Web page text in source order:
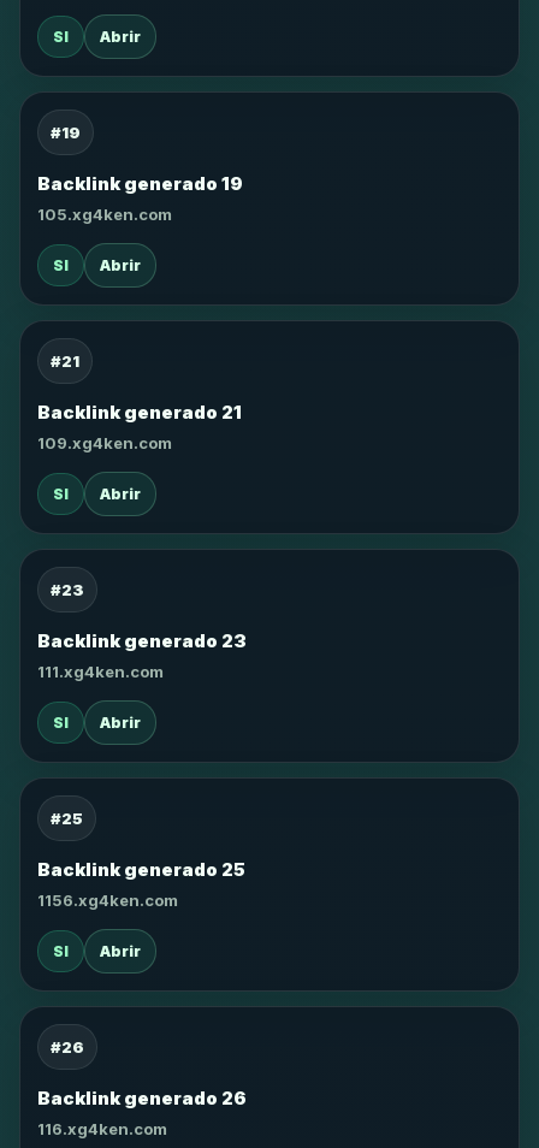
SI Abrir
#19
Backlink generado 19
105.xg4ken.com
SI Abrir
#21
Backlink generado 21
109.xg4ken.com
SI Abrir
#23
Backlink generado 23
111.xg4ken.com
SI Abrir
#25
Backlink generado 25
1156.xg4ken.com
SI Abrir
#26
Backlink generado 26
116.xg4ken.com